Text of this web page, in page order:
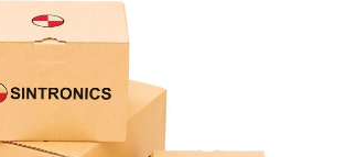
a un alto nivel técnico o sustitución
por módulos del propio